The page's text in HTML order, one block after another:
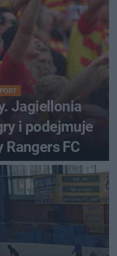
Jagiellonia
i podejmuje
Rangers FC